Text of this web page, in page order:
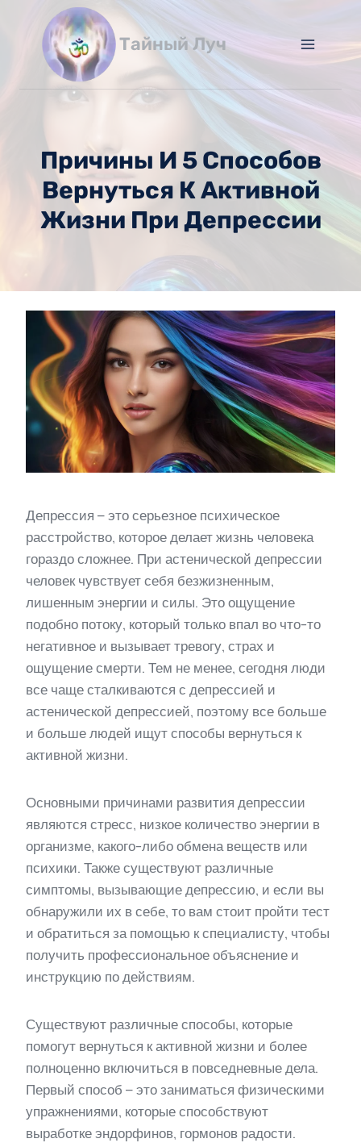
содержимому
Тайный Луч
Причины И 5 Способов
Вернуться К Активной
Жизни При Депрессии
Депрессия – это серьезное психическое
расстройство, которое делает жизнь человека
гораздо сложнее. При астенической депрессии
человек чувствует себя безжизненным,
лишенным энергии и силы. Это ощущение
подобно потоку, который только впал во что-то
негативное и вызывает тревогу, страх и
ощущение смерти. Тем не менее, сегодня люди
все чаще сталкиваются с депрессией и
астенической депрессией, поэтому все больше
и больше людей ищут способы вернуться к
активной жизни.
Основными причинами развития депрессии
являются стресс, низкое количество энергии в
организме, какого-либо обмена веществ или
психики. Также существуют различные
симптомы, вызывающие депрессию, и если вы
обнаружили их в себе, то вам стоит пройти тест
и обратиться за помощью к специалисту, чтобы
получить профессиональное объяснение и
инструкцию по действиям.
Существуют различные способы, которые
помогут вернуться к активной жизни и более
полноценно включиться в повседневные дела.
Первый способ – это заниматься физическими
упражнениями, которые способствуют
выработке эндорфинов, гормонов радости.